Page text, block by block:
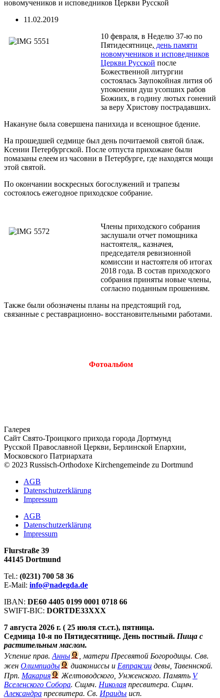
новомучеников и исповедников Церкви Русской
11.02.2019
10 февраля, в Неделю 37-ю по
Пятидесятнице, день памяти
новомучеников и исповедников
Церкви Русской после
Божественной литургии
состоялась Заупокойная лития об
упокоении душ усопших рабов
Божиих, в годину лютых гонений
за веру Христову пострадавших.
Накануне была совершена панихида и всенощное бдение.
На прошедшей седмице был день почитаемой святой блаж.
Ксении Петербургской. После отпуста прихожане были
помазаны елеем из часовни в Петербурге, где находятся мощи
этой святой.
По окончании воскресных богослужений и трапезы
состоялось ежегодное приходское собрание.
Члены приходского собрания
заслушали отчет помощника
настоятеля,, казначея,
председателя ревизионной
комиссии и настоятеля об итогах
2018 года. В состав приходского
собрания приняты новые члены,
согласно поданным прошениям.
Также были обозначены планы на предстоящий год,
связанные с реставрационно- восстановительными работами.
Фотоальбом
Галерея
Сайт Свято-Троицкого прихода города Дортмунд
Русской Православной Церкви, Берлинской Епархии,
Московского Патриархата
© 2023 Russisch-Orthodoxe Kirchengemeinde zu Dortmund
АGB
Datenschutzerklärung
Impressum
АGB
Datenschutzerklärung
Impressum
Flurstraße 39
44145 Dortmund
Tel.: (0231) 700 58 36
E-Mail: info@nadegda.de
IBAN: DE60 4405 0199 0001 0718 66
SWIFT-BIC: DORTDE33XXX
7 августа 2026 г. ( 25 июля ст.ст.), пятница.
Седмица 10-я по Пятидесятнице. День постный. Пища с
растительным маслом.
Успение прав. Анны
, матери Пресвятой Богородицы. Свв.
жен Олимпиады диакониссы и Евпраксии девы, Тавеннской.
Прп. Макария Желтоводского, Унженского. Память V
Вселенского Собора. Сщмч. Николая пресвитера. Сщмч.
Александра пресвитера. Св. Ираиды исп.